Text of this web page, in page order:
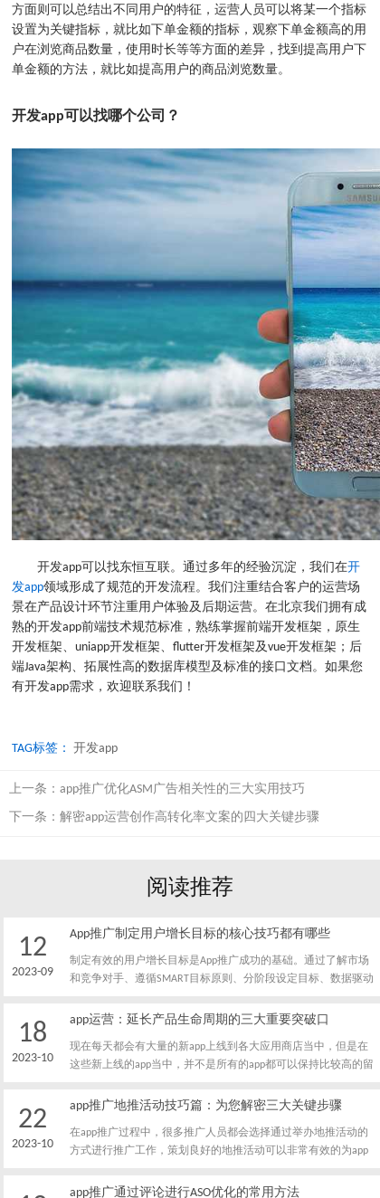
方面则可以总结出不同用户的特征，运营人员可以将某一个指标
设置为关键指标，就比如下单金额的指标，观察下单金额高的用
户在浏览商品数量，使用时长等等方面的差异，找到提高用户下
单金额的方法，就比如提高用户的商品浏览数量。
开发app可以找哪个公司？
开发app可以找东恒互联。通过多年的经验沉淀，我们在开
发app领域形成了规范的开发流程。我们注重结合客户的运营场
景在产品设计环节注重用户体验及后期运营。在北京我们拥有成
熟的开发app前端技术规范标准，熟练掌握前端开发框架，原生
开发框架、uniapp开发框架、flutter开发框架及vue开发框架；后
端Java架构、拓展性高的数据库模型及标准的接口文档。如果您
有开发app需求，欢迎联系我们！
TAG标签： 开发app
上一条： app推广优化ASM广告相关性的三大实用技巧
下一条： 解密app运营创作高转化率文案的四大关键步骤
阅读推荐
12
2023-09
App推广制定用户增长目标的核心技巧都有哪些
制定有效的用户增长目标是App推广成功的基础。通过了解市场
和竞争对手、遵循SMART目标原则、分阶段设定目标、数据驱动
实现的目标，为App的用户增长提供指导和支持。重要的是要保
不断提升推广效果。
18
2023-10
app运营：延长产品生命周期的三大重要突破口
现在每天都会有大量的新app上线到各大应用商店当中，但是在
这些新上线的app当中，并不是所有的app都可以保持比较高的留
面我就给大家分享一下，app运营人员延长产品生命周期的突破
22
2023-10
app推广地推活动技巧篇：为您解密三大关键步骤
在app推广过程中，很多推广人员都会选择通过举办地推活动的
方式进行推广工作，策划良好的地推活动可以非常有效的为app
推活动的关键步骤有哪些。
app推广通过评论进行ASO优化的常用方法